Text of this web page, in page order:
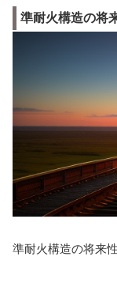
準耐火構造の将
準耐火構造の将来